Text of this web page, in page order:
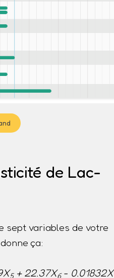
de Lac-
sept variables de votre
ça:
5+ 22.37X6- 0.01832X